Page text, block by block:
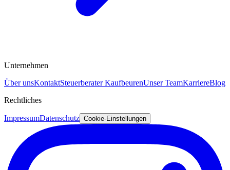
Unternehmen
Über unsKontaktSteuerberater KaufbeurenUnser TeamKarriereBlog
Rechtliches
ImpressumDatenschutz Cookie-Einstellungen